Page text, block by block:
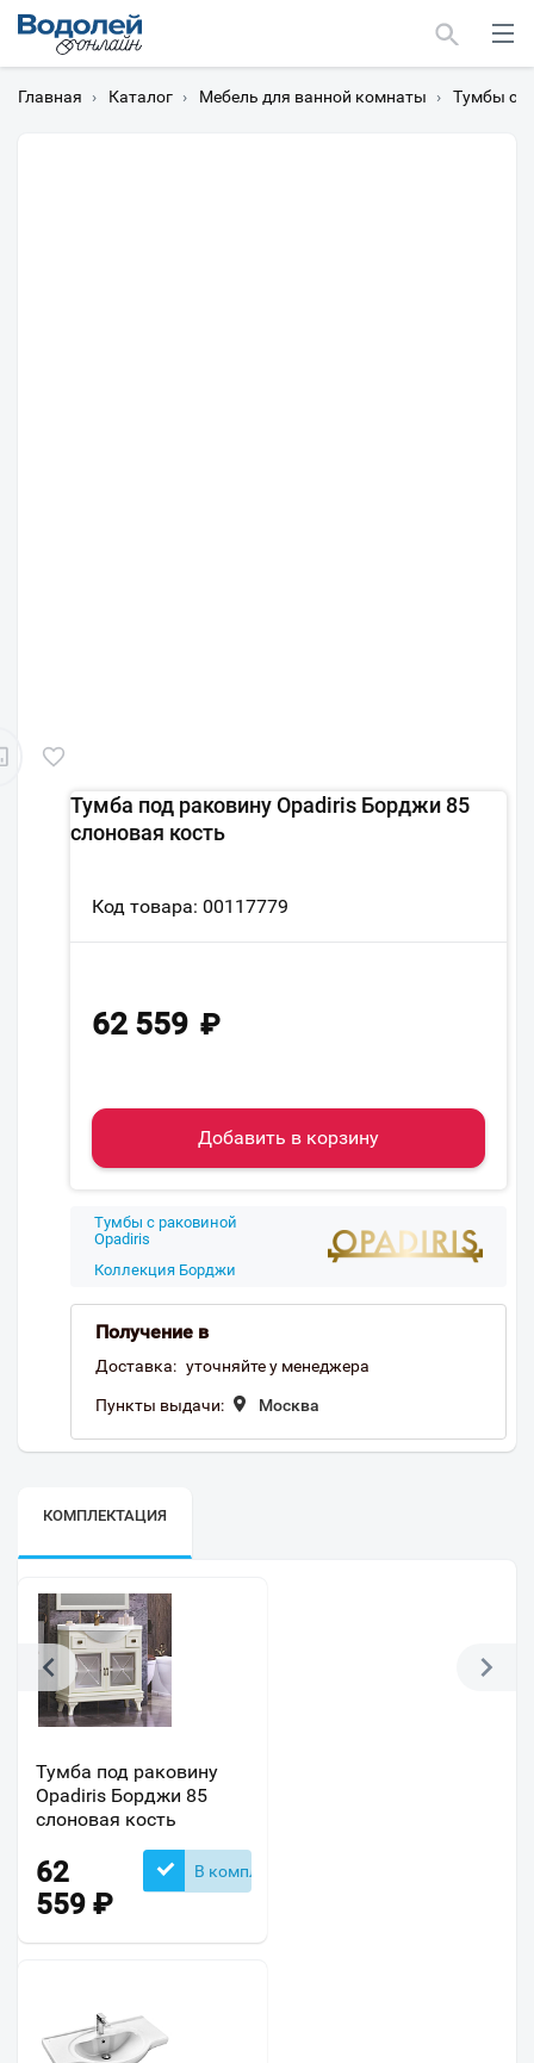
Главная › Каталог › Мебель для ванной комнаты › Тумбы с
Тумба под раковину Opadiris Борджи 85
слоновая кость
Код товара: 00117779
62 559 ₽
Добавить в корзину
Тумбы с раковиной
Opadiris
Коллекция Борджи
Получение в
Доставка: уточняйте у менеджера
Пункты выдачи: Москва
КОМПЛЕКТАЦИЯ
Тумба под раковину
Opadiris Борджи 85
слоновая кость
62
559 ₽
В комплекте